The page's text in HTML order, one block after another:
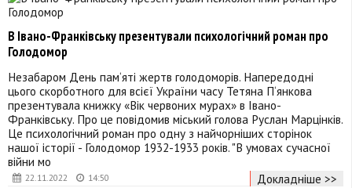
22.11.2022 14:50
В Івано-Франківську презентували психологічний роман про
Голодомор
Незабаром День пам‘яті жертв голодоморів. Напередодні
цього скорботного для всієї України часу Тетяна П‘янкова
презентувала книжку «Вік червоних мурах» в Івано-
Франківську. Про це повідомив міський голова Руслан Марцінків.
Це психологічний роман про одну з найчорніших сторінок
нашої історії - Голодомор 1932-1933 років. "В умовах сучасної
війни мо
Докладніше >>